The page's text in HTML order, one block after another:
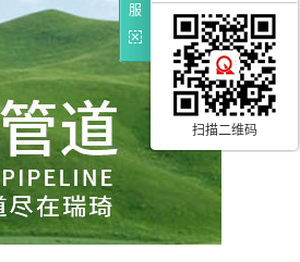
服
扫描二维码